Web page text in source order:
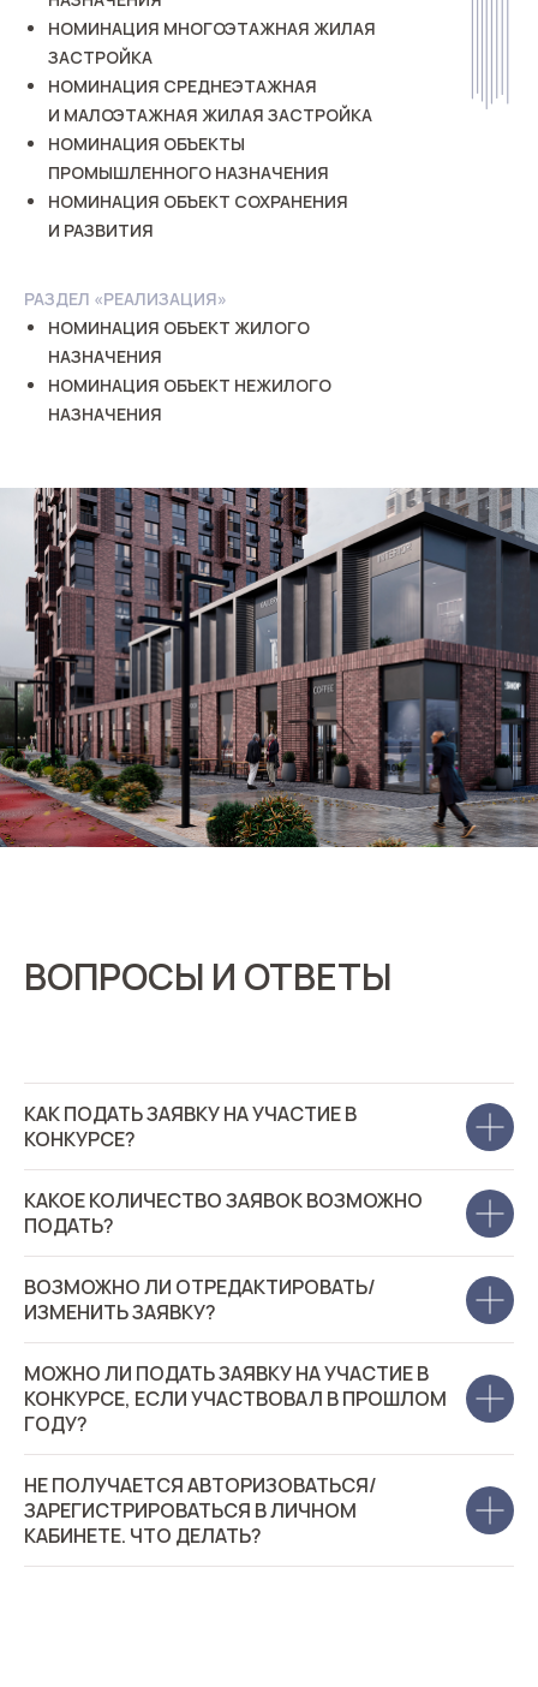
НОМИНАЦИЯ МНОГОЭТАЖНАЯ ЖИЛАЯ
ЗАСТРОЙКА
НОМИНАЦИЯ СРЕДНЕЭТАЖНАЯ
И МАЛОЭТАЖНАЯ ЖИЛАЯ ЗАСТРОЙКА
НОМИНАЦИЯ ОБЪЕКТЫ
ПРОМЫШЛЕННОГО НАЗНАЧЕНИЯ
НОМИНАЦИЯ ОБЪЕКТ СОХРАНЕНИЯ
И РАЗВИТИЯ
РАЗДЕЛ «РЕАЛИЗАЦИЯ»
НОМИНАЦИЯ ОБЪЕКТ ЖИЛОГО
НАЗНАЧЕНИЯ
НОМИНАЦИЯ ОБЪЕКТ НЕЖИЛОГО
НАЗНАЧЕНИЯ
ВОПРОСЫ И ОТВЕТЫ
КАК ПОДАТЬ ЗАЯВКУ НА УЧАСТИЕ В
КОНКУРСЕ?
КАКОЕ КОЛИЧЕСТВО ЗАЯВОК ВОЗМОЖНО
ПОДАТЬ?
ВОЗМОЖНО ЛИ ОТРЕДАКТИРОВАТЬ/
ИЗМЕНИТЬ ЗАЯВКУ?
МОЖНО ЛИ ПОДАТЬ ЗАЯВКУ НА УЧАСТИЕ В
КОНКУРСЕ, ЕСЛИ УЧАСТВОВАЛ В ПРОШЛОМ
ГОДУ?
НЕ ПОЛУЧАЕТСЯ АВТОРИЗОВАТЬСЯ/
ЗАРЕГИСТРИРОВАТЬСЯ В ЛИЧНОМ
КАБИНЕТЕ. ЧТО ДЕЛАТЬ?